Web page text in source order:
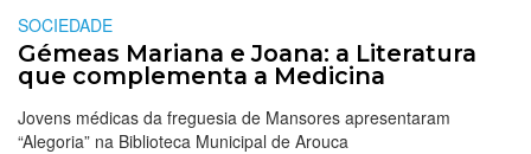
SOCIEDADE
Gémeas Mariana e Joana: a Literatura
que complementa a Medicina
Jovens médicas da freguesia de Mansores apresentaram
“Alegoria” na Biblioteca Municipal de Arouca